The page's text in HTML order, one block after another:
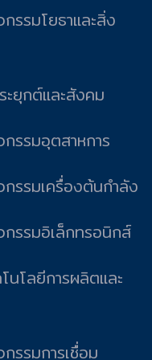
รรมโยธาและสิ่ง
ะยุกต์และสังคม
รรมอุตสาหการ
กรรมเครื่องต้นกำลัง
กรรมอิเล็กทรอนิกส์
นโลยีการผลิตและ
รรมการเชื่อม